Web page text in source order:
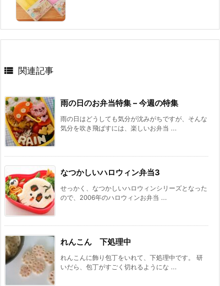
 関連記事
雨の日のお弁当特集 – 今週の特集
雨の日はどうしても気分が沈みがちですが、そんな
気分を吹き飛ばすには、楽しいお弁当 ...
なつかしいハロウィン弁当3
せっかく、なつかしいハロウィンシリーズとなった
ので、2006年のハロウィンお弁当 ...
れんこん 下処理中
れんこんに飾り包丁をいれて、下処理中です。 研
いだら、包丁がすごく切れるようにな ...